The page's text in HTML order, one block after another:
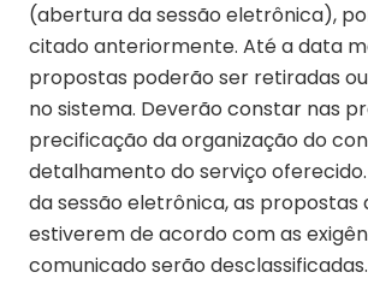
(abertura da sessão eletrônica),
citado anteriormente. Até a data
propostas poderão ser retiradas
no sistema. Deverão constar nas
precificação da organização do
detalhamento do serviço
da sessão eletrônica, as propostas
estiverem de acordo com as
comunicado serão desclassificadas.